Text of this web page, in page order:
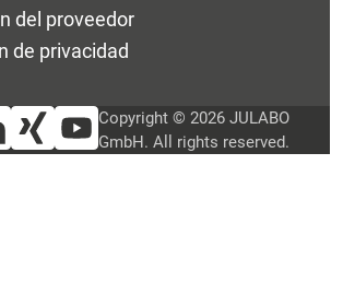
del proveedor
de privacidad
Copyright © 2026 JULABO
GmbH. All rights reserved.